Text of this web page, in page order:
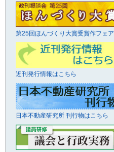
第25回ほんづくり大賞受賞作フェア
近刊発行情報はこちら
日本不動産研究所 刊行物はこちら